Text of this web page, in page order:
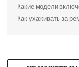
Какие модели
Как ухаживать за